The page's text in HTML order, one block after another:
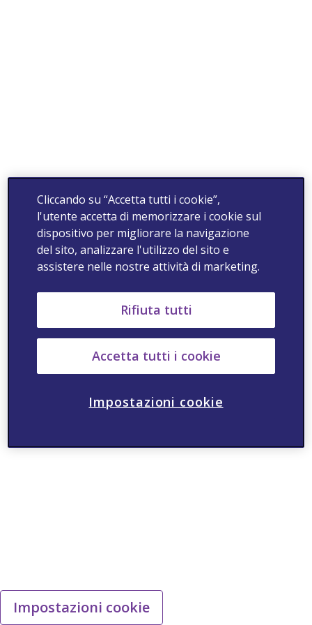
Impostazioni cookie
Cliccando su “Accetta tutti i cookie”,
l'utente accetta di memorizzare i cookie sul
dispositivo per migliorare la navigazione
del sito, analizzare l'utilizzo del sito e
assistere nelle nostre attività di marketing.
Rifiuta tutti
Accetta tutti i cookie
Impostazioni cookie